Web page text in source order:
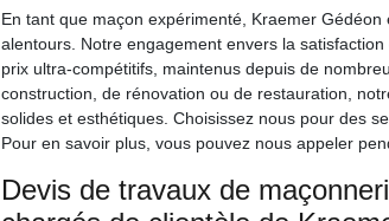
En tant que maçon expérimenté, Kraemer
alentours. Notre engagement envers la
prix ultra-compétitifs, maintenus depuis de
construction, de rénovation ou de restauration,
solides et esthétiques. Choisissez nous pour des
Pour en savoir plus, vous pouvez nous appeler
Devis de travaux de